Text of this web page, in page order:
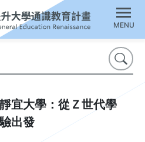
MENU
搜尋
宜大學：從Ｚ世代學
出發